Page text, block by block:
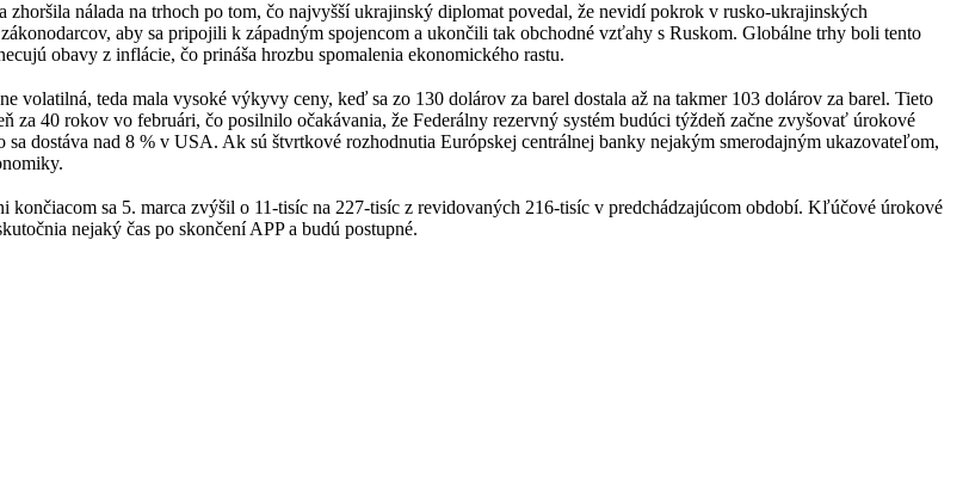
zhoršila nálada na trhoch po tom, čo najvyšší ukrajinský diplomat povedal, že nevidí pokrok v rusko-ukrajinských
aby sa pripojili k západným spojencom a ukončili tak obchodné vzťahy s Ruskom. Globálne trhy boli tento
obavy z inflácie, čo prináša hrozbu spomalenia ekonomického rastu.
volatilná, teda mala vysoké výkyvy ceny, keď sa zo 130 dolárov za barel dostala až na takmer 103 dolárov za barel. Tieto
40 rokov vo februári, čo posilnilo očakávania, že Federálny rezervný systém budúci týždeň začne zvyšovať úrokové
dostáva nad 8 % v USA. Ak sú štvrtkové rozhodnutia Európskej centrálnej banky nejakým smerodajným ukazovateľom,
sa 5. marca zvýšil o 11-tisíc na 227-tisíc z revidovaných 216-tisíc v predchádzajúcom období. Kľúčové úrokové
nejaký čas po skončení APP a budú postupné.